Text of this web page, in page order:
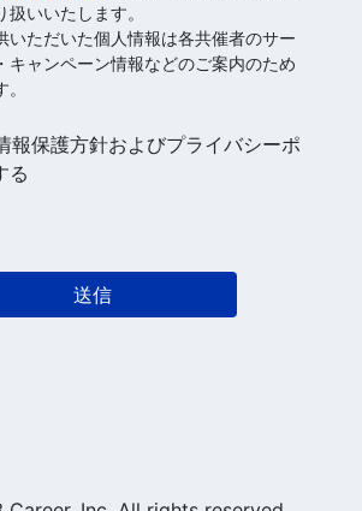
いいたします。
いただいた個人情報は各共催者のサー
キャンペーン情報などのご案内のため
報保護方針およびプライバシーポ
る